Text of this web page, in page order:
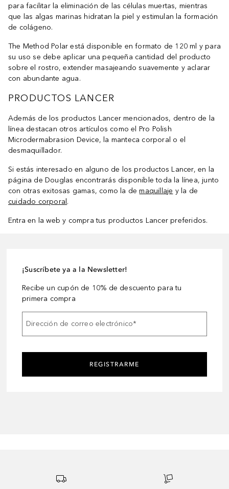
para facilitar la eliminación de las células muertas, mientras
que las algas marinas hidratan la piel y estimulan la formación
de colágeno.
The Method Polar está disponible en formato de 120 ml y para
su uso se debe aplicar una pequeña cantidad del producto
sobre el rostro, extender masajeando suavemente y aclarar
con abundante agua.
PRODUCTOS LANCER
Además de los productos Lancer mencionados, dentro de la
línea destacan otros artículos como el Pro Polish
Microdermabrasion Device, la manteca corporal o el
desmaquillador.
Si estás interesado en alguno de los productos Lancer, en la
página de Douglas encontrarás disponible toda la línea, junto
con otras exitosas gamas, como la demaquillaje y la de
cuidado corporal .
Entra en la web y compra tus productos Lancer preferidos.
¡Suscríbete ya a la Newsletter!
Recibe un cupón de 10% de descuento para tu
primera compra
Dirección de correo electrónico*
REGISTRARME